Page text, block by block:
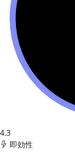
4.3
即効性